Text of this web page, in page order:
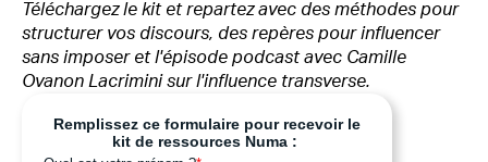
Téléchargez le kit et repartez avec des méthodes pour
structurer vos discours, des repères pour influencer
sans imposer et l'épisode podcast avec Camille
Ovanon Lacrimini sur l'influence transverse.